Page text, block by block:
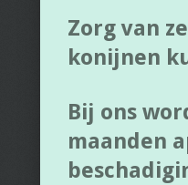
Zorg van
konijnen
Bij ons
maanden